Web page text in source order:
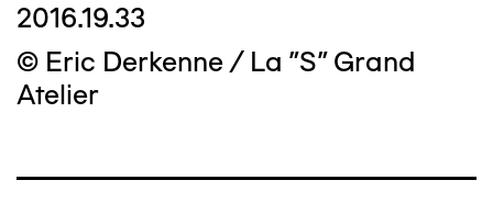
2016.19.33
© Eric Derkenne / La "S" Grand
Atelier